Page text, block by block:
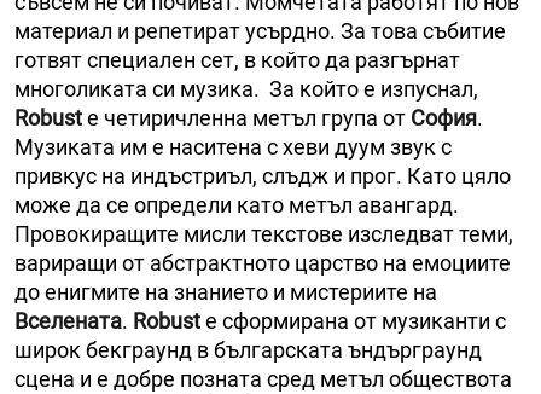
материал и репетират усърдно. За това събитие
готвят специален сет, в който да разгърнат
многоликата си музика. За който е изпуснал,
Robustе четиричленна метъл група от София.
Музиката им е наситена с хеви дуум звук с
привкус на индъстриъл, слъдж и прог. Като цяло
може да се определи като метъл авангард.
Провокиращите мисли текстове изследват теми,
вариращи от абстрактното царство на емоциите
до енигмите на знанието и мистериите на
Вселената. Robustе сформирана от музиканти с
широк бекграунд в българската ъндърграунд
сцена и е добре позната сред метъл обществота